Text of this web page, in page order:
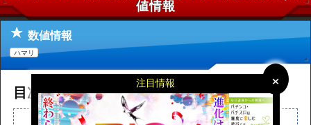
×
×
注目情報
値情報
数値情報
ハマリ
目次 読みたいところまで飛べます